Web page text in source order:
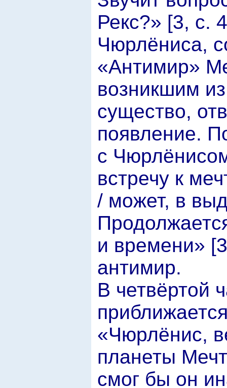
Рекс?» [3, с.
Чюрлёниса,
«Антимир»
возникшим
существо,
появление.
с
встречу к
/ может, в
и времени»
антимир.
В четвёртой
«Чюрлёнис,
планеты
смог бы он